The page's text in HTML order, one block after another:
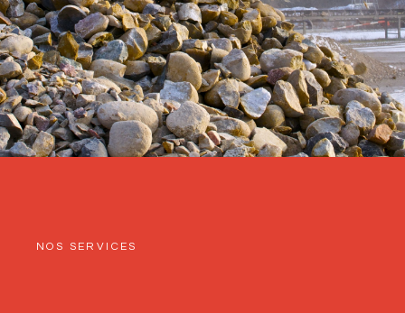
NOS SERVICES